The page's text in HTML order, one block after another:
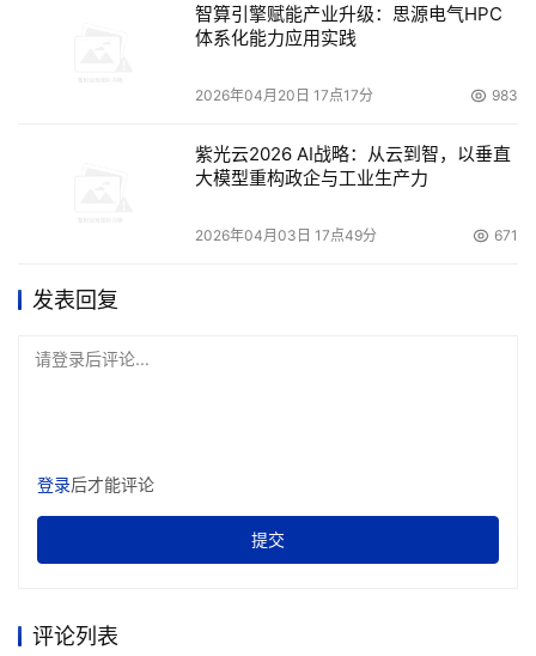
智算引擎赋能产业升级：思源电气HPC
体系化能力应用实践
2026年04月20日 17点17分 983
紫光云2026 AI战略：从云到智，以垂直
大模型重构政企与工业生产力
2026年04月03日 17点49分 671
发表回复
请登录后评论...
登录后才能评论
提交
评论列表